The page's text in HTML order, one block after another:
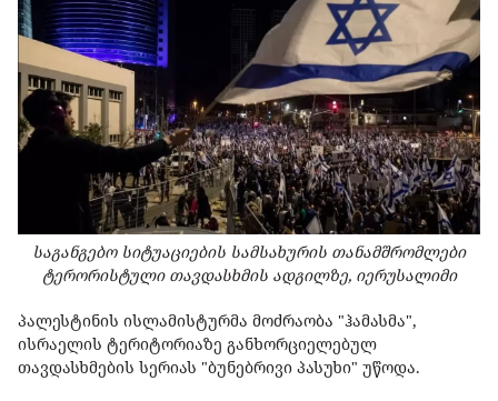
საგანგებო სიტუაციების სამსახურის თანამშრომლები
ტერორისტული თავდასხმის ადგილზე, იერუსალიმი
პალესტინის ისლამისტურმა მოძრაობა "ჰამასმა",
ისრაელის ტერიტორიაზე განხორციელებულ
თავდასხმების სერიას "ბუნებრივი პასუხი" უწოდა.